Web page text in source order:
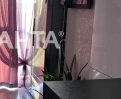
Поруч ліс з озером і
Зручний виїзд на одеську
міст) . Телефонуйте!
на всі ваші запитання!
програмою ДМЖ, єОселя 3%,
k54`389075`24. АН "Атланта".
посиланням:
1komnatnye/389075